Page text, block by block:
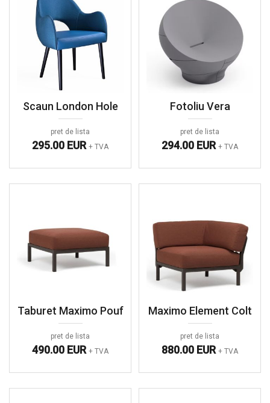
Scaun London Hole
pret de lista
295.00 EUR + TVA
Fotoliu Vera
pret de lista
294.00 EUR + TVA
Taburet Maximo Pouf
pret de lista
490.00 EUR + TVA
Maximo Element Colt
pret de lista
880.00 EUR + TVA